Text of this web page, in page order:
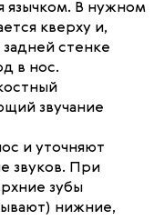
язычком. В нужном
кверху и,
стенке
в нос.
звучание
и уточняют
звуков. При
зубы
нижние,